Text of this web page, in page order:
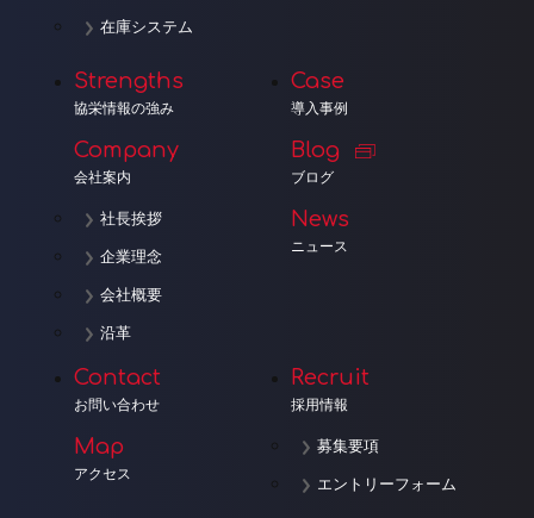
在庫システム
Strengths
協栄情報の強み
Company
会社案内
社長挨拶
企業理念
会社概要
沿革
Case
導入事例
Blog
ブログ
News
ニュース
Contact
お問い合わせ
Map
アクセス
Recruit
採用情報
募集要項
エントリーフォーム